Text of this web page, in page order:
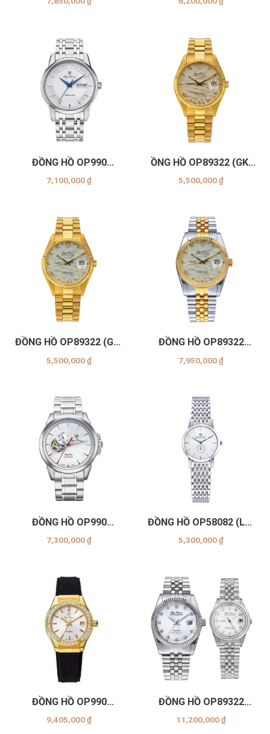
ĐỒNG HỒ OP990
(-16AMS-TRẮNG)
7,100,000₫
ỒNG HỒ OP89322 (GK-
CỌ VÀNG)
5,500,000₫
ĐỒNG HỒ OP89322 (GK-
CỌ TRẮNG)
5,500,000₫
ĐỒNG HỒ OP89322
(AGSK-CỌ TRẮNG)
7,950,000₫
ĐỒNG HỒ OP990
(-083AMS-Trắng)
7,300,000₫
ĐỒNG HỒ OP58082 (LS-
Trắng)
5,300,000₫
ĐỒNG HỒ OP990
(-45DLK-GL-TRẮNG
DÂY ĐEN)
9,405,000₫
ĐỒNG HỒ OP89322
(AGS-TRẮNG) & ĐỒNG
HỒ OP68322 (L29S-
11,200,000₫